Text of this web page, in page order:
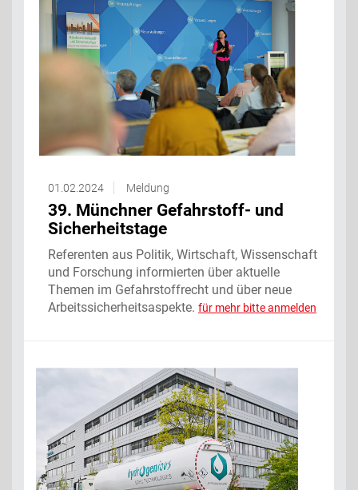
01.02.2024 Meldung
39. Münchner Gefahrstoff- und
Sicherheitstage
Referenten aus Politik, Wirtschaft, Wissenschaft
und Forschung informierten über aktuelle
Themen im Gefahrstoffrecht und über neue
Arbeitssicherheitsaspekte. für mehr bitte anmelden